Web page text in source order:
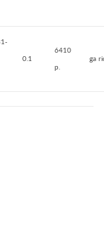
0.1
6410
р.
ga